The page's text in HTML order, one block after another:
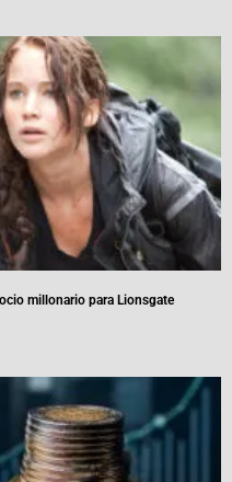
millonario para Lionsgate